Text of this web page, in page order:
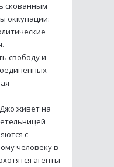
скованным
оккупации:
свободу и
живет на
с
человеку в
агенты